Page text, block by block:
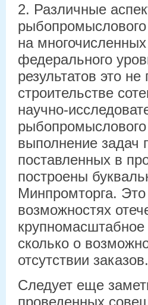
2. Различные
на
федерального
результатов это
строительстве
научно-
выполнение
поставленных в
построены
Минпромторга. Это
возможностях
сколько о
отсутствии заказов.
Следует еще
проведенных